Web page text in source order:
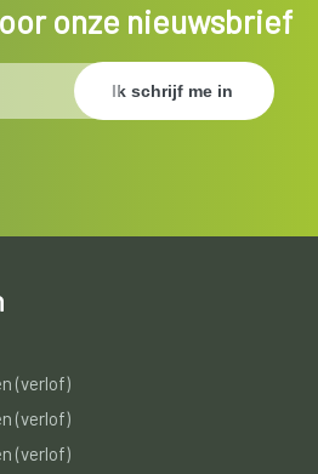
onze nieuwsbrief
(verlof)
(verlof)
(verlof)